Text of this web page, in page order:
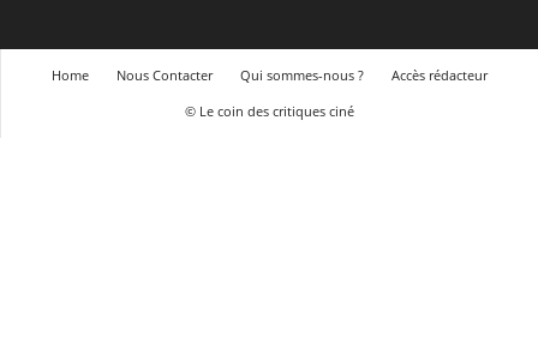
Home Nous Contacter Qui sommes-nous ?
Accès rédacteur
© Le coin des critiques ciné